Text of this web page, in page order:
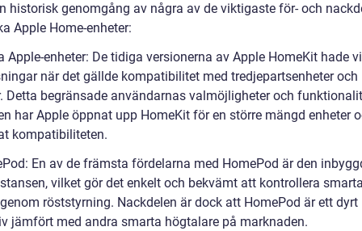
historisk genomgång av några av de viktigaste för- och
Apple Home-enheter:
Apple-enheter: De tidiga versionerna av Apple HomeKit hade
när det gällde kompatibilitet med tredjepartsenheter och
Detta begränsade användarnas valmöjligheter och
har Apple öppnat upp HomeKit för en större mängd enheter
kompatibiliteten.
En av de främsta fördelarna med HomePod är den
vilket gör det enkelt och bekvämt att kontrollera
röststyrning. Nackdelen är dock att HomePod är ett dyrt
jämfört med andra smarta högtalare på marknaden.